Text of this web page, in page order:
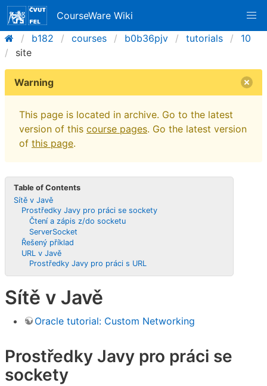
CourseWare Wiki
b182
courses b0b36pjv tutorials
10
site
Warning
This page is located in archive. Go to the latest
version of this course pages. Go the latest version
of this page.
Table of Contents
Sítě v Javě
Prostředky Javy pro práci se sockety
Čtení a zápis z/do socketu
ServerSocket
Řešený příklad
URL v Javě
Prostředky Javy pro práci s URL
Sítě v Javě
Oracle tutorial: Custom Networking
Prostředky Javy pro práci se
sockety